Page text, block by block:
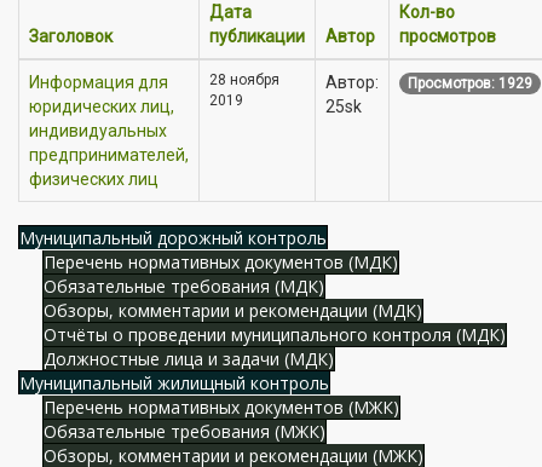
Заголовок
Дата
публикации
Автор
Кол-во
просмотров
Информация для
юридических лиц,
индивидуальных
предпринимателей,
физических лиц
28 ноября
2019
Автор:
25sk
Просмотров: 1929
Муниципальный дорожный контроль
Перечень нормативных документов (МДК)
Обязательные требования (МДК)
Обзоры, комментарии и рекомендации (МДК)
Отчёты о проведении муниципального контроля (МДК)
Должностные лица и задачи (МДК)
Муниципальный жилищный контроль
Перечень нормативных документов (МЖК)
Обязательные требования (МЖК)
Обзоры, комментарии и рекомендации (МЖК)